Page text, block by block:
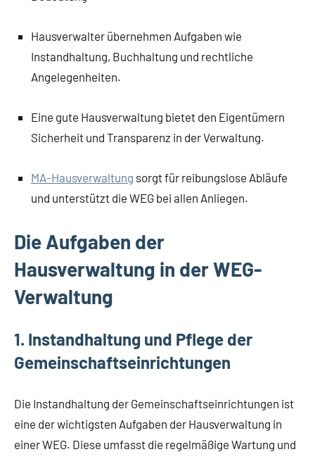
Hausverwalter übernehmen Aufgaben wie
Instandhaltung, Buchhaltung und rechtliche
Angelegenheiten.
Eine gute Hausverwaltung bietet den Eigentümern
Sicherheit und Transparenz in der Verwaltung.
MA-Hausverwaltung sorgt für reibungslose Abläufe
und unterstützt die WEG bei allen Anliegen.
Die Aufgaben der
Hausverwaltung in der WEG-
Verwaltung
1. Instandhaltung und Pflege der
Gemeinschaftseinrichtungen
Die Instandhaltung der Gemeinschaftseinrichtungen ist
eine der wichtigsten Aufgaben der Hausverwaltung in
einer WEG. Diese umfasst die regelmäßige Wartung und